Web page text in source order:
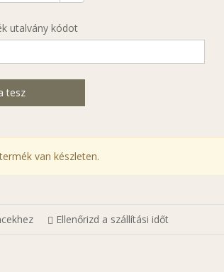
utalvány kódot
tesz
van készleten.
Ellenőrizd a szállítási időt